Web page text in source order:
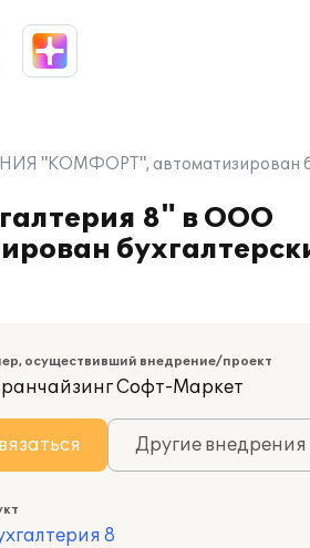
"КОМФОРТ", автоматизирован
8" в ООО
осуществивший внедрение/проект
Софт-Маркет
Другие
8